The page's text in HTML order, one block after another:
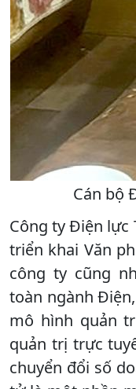
Cán bộ
Công ty Điện lực
triển khai Văn
công ty cũng
toàn ngành
mô hình quản
quản trị trực
chuyển đổi số